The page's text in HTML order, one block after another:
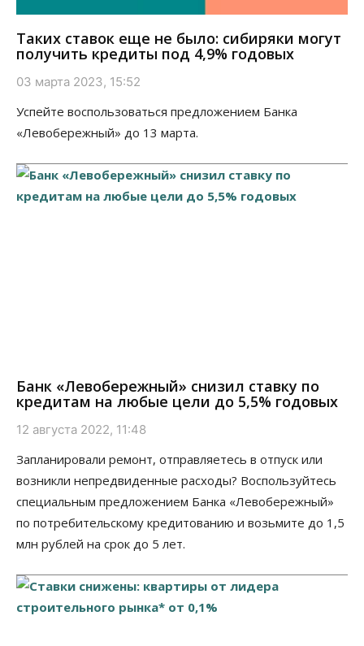
Таких ставок еще не было: сибиряки могут
получить кредиты под 4,9% годовых
03 марта 2023, 15:52
Успейте воспользоваться предложением Банка
«Левобережный» до 13 марта.
Банк «Левобережный» снизил ставку по
кредитам на любые цели до 5,5% годовых
12 августа 2022, 11:48
Запланировали ремонт, отправляетесь в отпуск или
возникли непредвиденные расходы? Воспользуйтесь
специальным предложением Банка «Левобережный»
по потребительскому кредитованию и возьмите до 1,5
млн рублей на срок до 5 лет.